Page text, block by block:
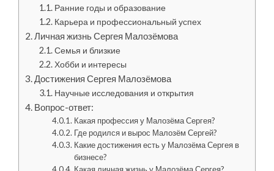
Ранние годы и образование
Карьера и профессиональный успех
Личная жизнь Сергея Малозёмова
Семья и близкие
Хобби и интересы
Достижения Сергея Малозёмова
Научные исследования и открытия
Вопрос-ответ:
Какая профессия у Малозёма Сергея?
Где родился и вырос Малозём Сергей?
Какие достижения есть у Малозёма Сергея в
бизнесе?